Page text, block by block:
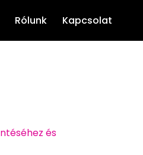
Rólunk Kapcsolat
és